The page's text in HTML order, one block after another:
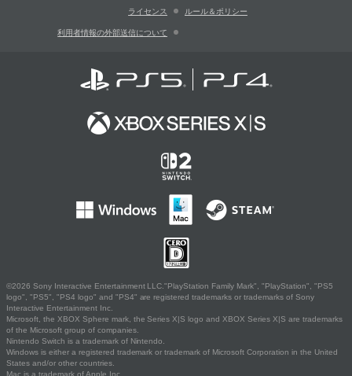
ライセンス ルール＆ポリシー
利用者情報の外部送信について
©2026 Sony Interactive Entertainment LLC."PlayStation Family Mark", "PlayStation", "PS5
logo", "PS5", "PS4 logo" and "PS4" are registered trademarks or trademarks of Sony
Interactive Entertainment Inc.
Microsoft, the XBOX Sphere mark, the Series X|S logo and XBOX Series X|S are trademarks
of the Microsoft group of companies.
Nintendo Switch is a trademark of Nintendo.
Windows is either a registered trademark or trademark of Microsoft Corporation in the United
States and/or other countries.
Mac is a trademark of Apple Inc.